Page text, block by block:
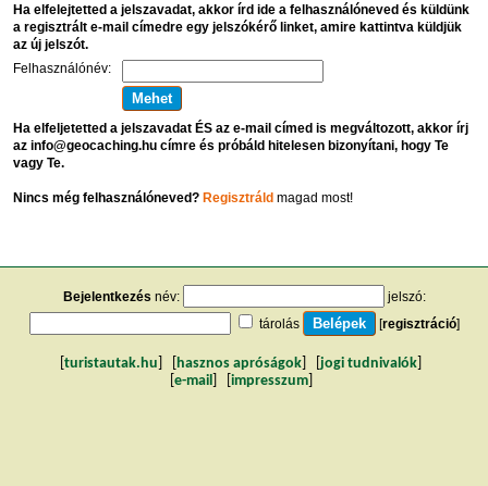
Ha elfelejtetted a jelszavadat, akkor írd ide a felhasználóneved és küldünk
a regisztrált e-mail címedre egy jelszókérő linket, amire kattintva küldjük
az új jelszót.
Felhasználónév:
Ha elfeljetetted a jelszavadat ÉS az e-mail címed is megváltozott, akkor írj
az info@geocaching.hu címre és próbáld hitelesen bizonyítani, hogy Te
vagy Te.
Nincs még felhasználóneved? Regisztráldmagad most!
Bejelentkezés név:
jelszó:
tárolás
[regisztráció]
turistautak.hu hasznos apróságok jogi tudnivalók
e-mail impresszum]